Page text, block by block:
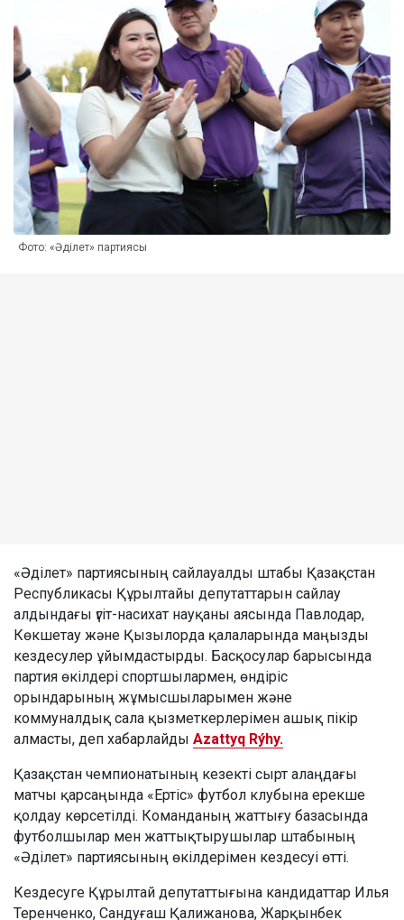
Фото: «Әділет» партиясы
«Әділет» партиясының сайлауалды штабы Қазақстан
Республикасы Құрылтайы депутаттарын сайлау
алдындағы үгіт-насихат науқаны аясында Павлодар,
Көкшетау және Қызылорда қалаларында маңызды
кездесулер ұйымдастырды. Басқосулар барысында
партия өкілдері спортшылармен, өндіріс
орындарының жұмысшыларымен және
коммуналдық сала қызметкерлерімен ашық пікір
алмасты, деп хабарлайды Azattyq Rýhy.
Қазақстан чемпионатының кезекті сырт алаңдағы
матчы қарсаңында «Ертіс» футбол клубына ерекше
қолдау көрсетілді. Команданың жаттығу базасында
футболшылар мен жаттықтырушылар штабының
«Әділет» партиясының өкілдерімен кездесуі өтті.
Кездесуге Құрылтай депутаттығына кандидаттар Илья
Теренченко, Сандуғаш Қалижанова, Жарқынбек